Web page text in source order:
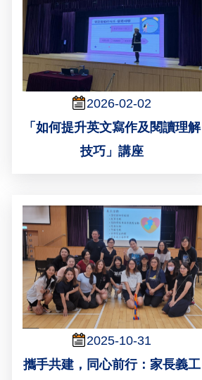
2026-02-02
「如何提升英文寫作及閱讀理解
技巧」講座
2025-10-31
攜手共建，同心前行：家長義工